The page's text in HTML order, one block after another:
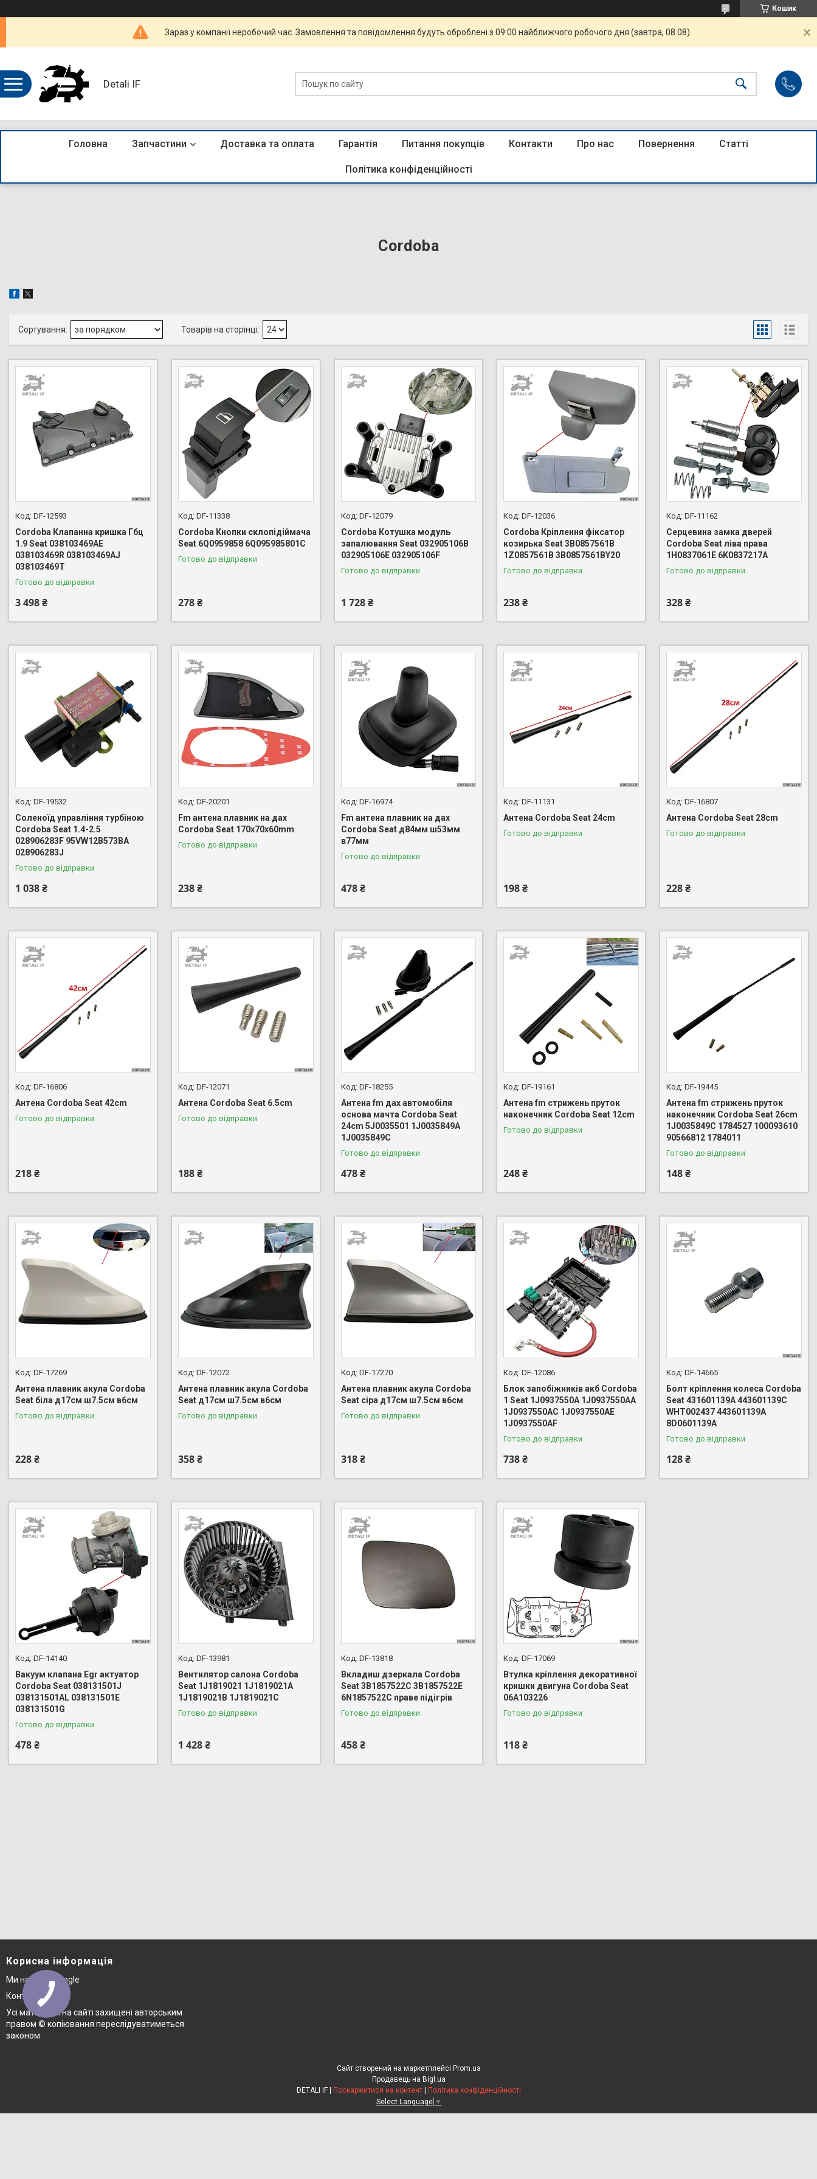
Кошик
Зараз у компанії неробочий час. Замовлення та повідомлення будуть оброблені з 09:00 найближчого робочого дня (завтра, 08.08).
Detali IF
Головна Запчастини Доставка та оплата Гарантія Питання покупців Контакти Про нас Повернення Статті
Політика конфіденційності
Cordoba
DF-12593
Cordoba Клапанна кришка Гбц
1.9 Seat 038103469AE
038103469R 038103469AJ
038103469T
Готово до відправки
3 498 ₴
DF-11338
Cordoba Кнопки склопідіймача
Seat 6Q0959858 6Q095985801C
Готово до відправки
278 ₴
DF-12079
Cordoba Котушка модуль
запалювання Seat 032905106B
032905106E 032905106F
Готово до відправки
1 728 ₴
DF-12036
Cordoba Кріплення фіксатор
козирька Seat 3B0857561B
1Z0857561B 3B0857561BY20
Готово до відправки
238 ₴
DF-11162
Cерцевина замка дверей
Cordoba Seat ліва права
1H0837061E 6K0837217A
Готово до відправки
328 ₴
DF-19532
Cоленоїд управління турбіною
Cordoba Seat 1.4-2.5
028906283F 95VW12B573BA
028906283J
Готово до відправки
1 038 ₴
DF-20201
Fm антена плавник на дах
Cordoba Seat 170х70х60mm
Готово до відправки
238 ₴
DF-16974
Fm антена плавник на дах
Cordoba Seat д84мм ш53мм
в77мм
Готово до відправки
478 ₴
DF-11131
Антена Cordoba Seat 24cm
Готово до відправки
198 ₴
DF-16807
Антена Cordoba Seat 28cm
Готово до відправки
228 ₴
DF-16806
Антена Cordoba Seat 42cm
Готово до відправки
218 ₴
DF-12071
Антена Cordoba Seat 6.5cm
Готово до відправки
188 ₴
DF-18255
Антена fm дах автомобіля
основа мачта Cordoba Seat
24cm 5J0035501 1J0035849A
1J0035849C
Готово до відправки
478 ₴
DF-19161
Антена fm стрижень пруток
наконечник Cordoba Seat 12cm
Готово до відправки
248 ₴
DF-19445
Антена fm стрижень пруток
наконечник Cordoba Seat 26cm
1J0035849C 1784527 100093610
90566812 1784011
Готово до відправки
148 ₴
DF-17269
Антена плавник акула Cordoba
Seat біла д17см ш7.5см в6см
Готово до відправки
228 ₴
DF-12072
Антена плавник акула Cordoba
Seat д17см ш7.5см в6см
Готово до відправки
358 ₴
DF-17270
Антена плавник акула Cordoba
Seat сіра д17см ш7.5см в6см
Готово до відправки
318 ₴
DF-12086
Блок запобіжників акб Cordoba
1 Seat 1J0937550A 1J0937550AA
1J0937550AC 1J0937550AE
1J0937550AF
Готово до відправки
738 ₴
DF-14665
Болт кріплення колеса Cordoba
Seat 431601139A 443601139C
WHT002437 443601139A
8D0601139A
Готово до відправки
128 ₴
DF-14140
Вакуум клапана Egr актуатор
Cordoba Seat 038131501J
038131501AL 038131501E
038131501G
Готово до відправки
478 ₴
DF-13981
Вентилятор салона Cordoba
Seat 1J1819021 1J1819021A
1J1819021B 1J1819021C
Готово до відправки
1 428 ₴
DF-13818
Вкладиш дзеркала Cordoba
Seat 3B1857522C 3B1857522E
6N1857522C праве підігрів
Готово до відправки
458 ₴
DF-17069
Втулка кріплення декоративної
кришки двигуна Cordoba Seat
06A103226
Готово до відправки
118 ₴
Корисна інформація
Ми на карті Google
Контакти
Усі матеріали на сайті захищені авторським
правом © копіювання переслідуватиметься
законом
Сайт створений на маркетплейсі Prom.ua
Продавець на Bigl.ua
Поскаржитися на контент
Політика конфіденційності
Select Language ▼